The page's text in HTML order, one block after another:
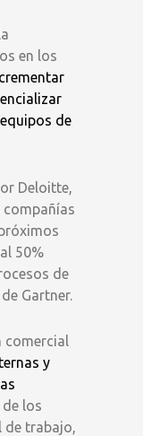
en los
de
Deloitte,
compañías
50%
de
Gartner.
comercial
y
los
de trabajo,